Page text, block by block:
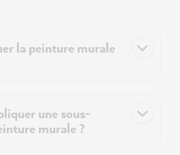
la peinture murale
une sous-
murale ?